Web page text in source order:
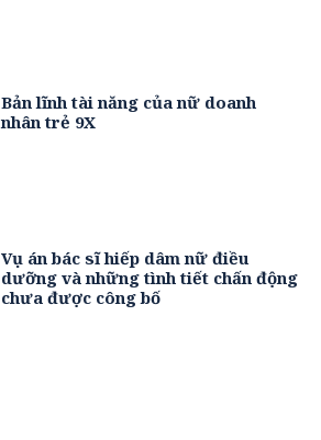
Bản lĩnh tài năng của nữ doanh
nhân trẻ 9X
Vụ án bác sĩ hiếp dâm nữ điều
dưỡng và những tình tiết chấn động
chưa được công bố